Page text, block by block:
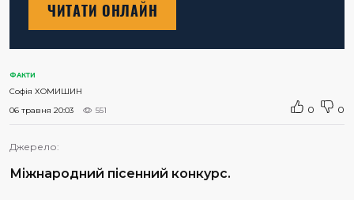
ЧИТАТИ ОНЛАЙН
ФАКТИ
Софія ХОМИШИН
06 травня 20:03
551 0 0
Джерело:
Міжнародний пісенний конкурс.